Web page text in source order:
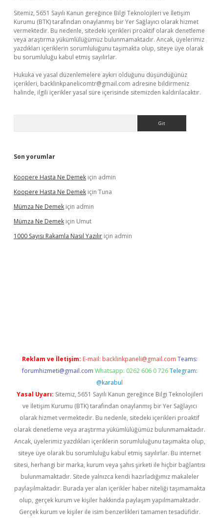
Sitemiz, 5651 Sayılı Kanun gereğince Bilgi Teknolojileri ve İletişim
Kurumu (BTK) tarafından onaylanmış bir Yer Sağlayıcı olarak hizmet
vermektedir. Bu nedenle, sitedeki içerikleri proaktif olarak denetleme
veya araştırma yükümlülüğümüz bulunmamaktadır. Ancak, üyelerimiz
yazdıkları içeriklerin sorumluluğunu taşımakta olup, siteye üye olarak
bu sorumluluğu kabul etmiş sayılırlar.
Hukuka ve yasal düzenlemelere aykırı olduğunu düşündüğünüz
içerikleri, backlinkpanelicomtr@gmail.com adresine bildirmeniz
halinde, ilgili içerikler yasal süre içerisinde sitemizden kaldırılacaktır.
Son yorumlar
Koopere Hasta Ne Demek için admin
Koopere Hasta Ne Demek için Tuna
Mümza Ne Demek için admin
Mümza Ne Demek için Umut
1000 Sayısı Rakamla Nasıl Yazılır için admin
Reklam ve İletişim: E-mail: backlinkpaneli@gmail.com Teams:
forumhizmeti@gmail.com Whatsapp: 0262 606 0 726 Telegram:
@karabul
Yasal Uyarı: Sitemiz, 5651 Sayılı Kanun gereğince Bilgi Teknolojileri
ve İletişim Kurumu (BTK) tarafından onaylanmış bir Yer Sağlayıcı
olarak hizmet vermektedir. Bu nedenle, sitedeki içerikleri proaktif
olarak denetleme veya araştırma yükümlülüğümüz bulunmamaktadır.
Ancak, üyelerimiz yazdıkları içeriklerin sorumluluğunu taşımakta olup,
siteye üye olarak bu sorumluluğu kabul etmiş sayılırlar. Bu internet
sitesi, herhangi bir marka, kurum veya şahıs şirketi ile hiçbir bağlantısı
bulunmamaktadır. Sitede yalnızca kendi hazırladığımız makaleler
paylaşılmaktadır. Burada yer alan içerikler haber niteliği taşımamakta
olup, gerçek kurum ve kişiler hakkında paylaşım yapılmamaktadır.
Gerçek kurum ve kişiler ile isim benzerlikleri tamamen tesadüfidir.